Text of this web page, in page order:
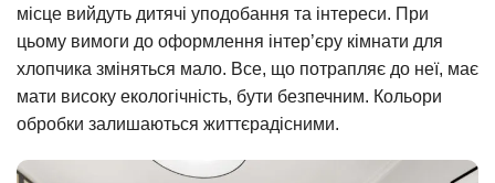
місце вийдуть дитячі уподобання та інтереси. При
цьому вимоги до оформлення інтер’єру кімнати для
хлопчика зміняться мало. Все, що потрапляє до неї, має
мати високу екологічність, бути безпечним. Кольори
обробки залишаються життєрадісними.